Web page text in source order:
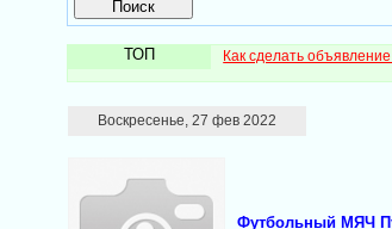
ТОП Как сделать
Воскресенье, 27 фев 2022
Футбольный МЯЧ